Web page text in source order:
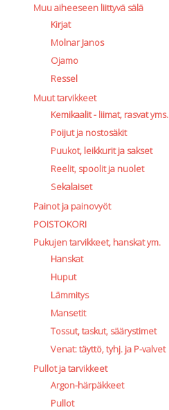
Muu aiheeseen liittyvä sälä
Kirjat
Molnar Janos
Ojamo
Ressel
Muut tarvikkeet
Kemikaalit - liimat, rasvat yms.
Poijut ja nostosäkit
Puukot, leikkurit ja sakset
Reelit, spoolit ja nuolet
Sekalaiset
Painot ja painovyöt
POISTOKORI
Pukujen tarvikkeet, hanskat ym.
Hanskat
Huput
Lämmitys
Mansetit
Tossut, taskut, säärystimet
Venat: täyttö, tyhj. ja P-valvet
Pullot ja tarvikkeet
Argon-härpäkkeet
Pullot